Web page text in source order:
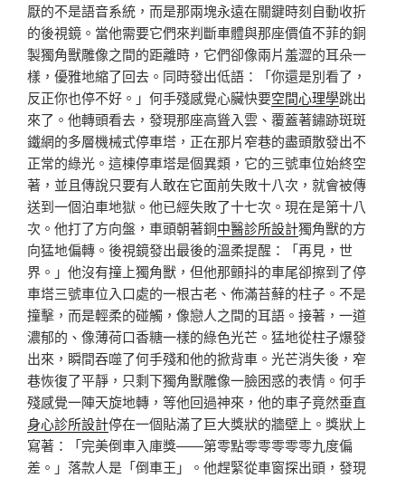
厭的不是語音系統，而是那兩塊永遠在關鍵時刻自動收折
的後視鏡。當他需要它們來判斷車體與那座價值不菲的銅
製獨角獸雕像之間的距離時，它們卻像兩片羞澀的耳朵一
樣，優雅地縮了回去。同時發出低語：「你還是別看了，
反正你也停不好。」何手殘感覺心臟快要空間心理學跳出
來了。他轉頭看去，發現那座高聳入雲、覆蓋著鏽跡斑斑
鐵網的多層機械式停車塔，正在那片窄巷的盡頭散發出不
正常的綠光。這棟停車塔是個異類，它的三號車位始終空
著，並且傳說只要有人敢在它面前失敗十八次，就會被傳
送到一個泊車地獄。他已經失敗了十七次。現在是第十八
次。他打了方向盤，車頭朝著銅中醫診所設計獨角獸的方
向猛地偏轉。後視鏡發出最後的溫柔提醒：「再見，世
界。」他沒有撞上獨角獸，但他那顫抖的車尾卻擦到了停
車塔三號車位入口處的一根古老、佈滿苔蘚的柱子。不是
撞擊，而是輕柔的碰觸，像戀人之間的耳語。接著，一道
濃郁的、像薄荷口香糖一樣的綠色光芒。猛地從柱子爆發
出來，瞬間吞噬了何手殘和他的掀背車。光芒消失後，窄
巷恢復了平靜，只剩下獨角獸雕像一臉困惑的表情。何手
殘感覺一陣天旋地轉，等他回過神來，他的車子竟然垂直
身心診所設計停在一個貼滿了巨大獎狀的牆壁上。獎狀上
寫著：「完美倒車入庫獎——第零點零零零零零九度偏
差。」落款人是「倒車王」。他趕緊從車窗探出頭，發現